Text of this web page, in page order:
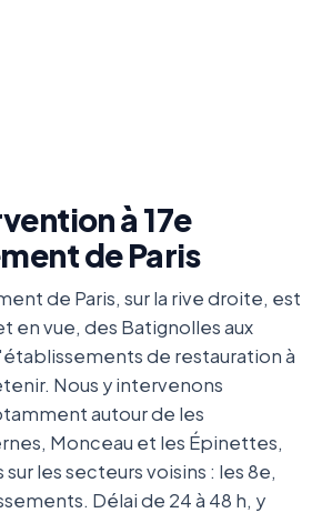
à 17e
de Paris
de Paris, sur la rive droite, est
en vue, des Batignolles aux
de restauration à
Nous y intervenons
autour de les
Monceau et les Épinettes,
les secteurs voisins : les 8e,
Délai de 24 à 48 h, y